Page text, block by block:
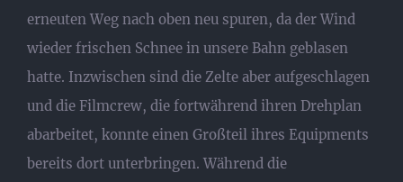
erneuten Weg nach oben neu spuren, da der Wind
wieder frischen Schnee in unsere Bahn geblasen
hatte. Inzwischen sind die Zelte aber aufgeschlagen
und die Filmcrew, die fortwährend ihren Drehplan
abarbeitet, konnte einen Großteil ihres Equipments
bereits dort unterbringen. Während die